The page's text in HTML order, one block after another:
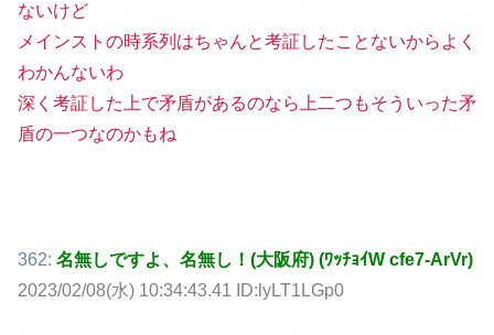
ないけど
メインストの時系列はちゃんと考証したことないからよく
わかんないわ
深く考証した上で矛盾があるのなら上二つもそういった矛
盾の一つなのかもね
362: 名無しですよ、名無し！(大阪府) (ﾜｯﾁｮｲW cfe7-ArVr)
2023/02/08(水) 10:34:43.41 ID:lyLT1LGp0